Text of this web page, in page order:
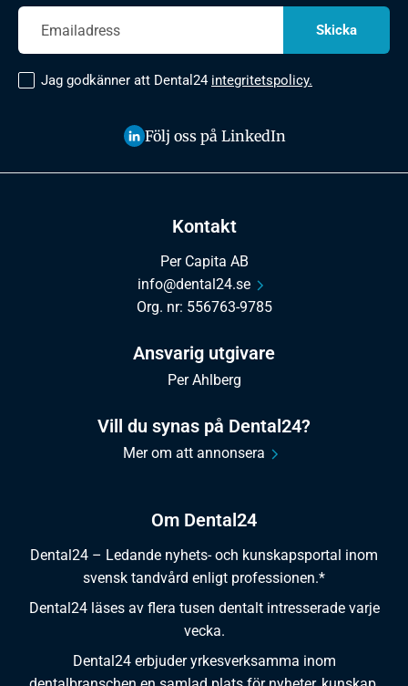
Om Dental24
Dental24 – Ledande nyhets- och kunskapsportal inom
svensk tandvård enligt professionen.*
Dental24 läses av flera tusen dentalt intresserade varje
vecka.
Dental24 erbjuder yrkesverksamma inom
Kontakt
Per Capita AB
info@dental24.se
Org. nr: 556763-9785
Ansvarig utgivare
Per Ahlberg
Vill du synas på Dental24?
Mer om att annonsera
Jag godkänner att Dental24 integritetspolicy.
Följ oss på LinkedIn